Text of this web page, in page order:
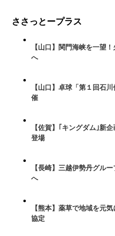
ささっとープラス
【山口】関門海峡を一望
へ
【山口】卓球「第１回石
催
【佐賀】｢キングダム｣新
登場
【長崎】三越伊勢丹グル
へ
【熊本】薬草で地域を元
協定